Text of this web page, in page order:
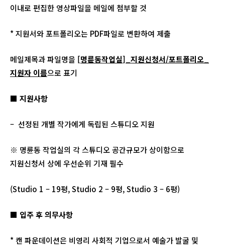
이내로 편집한 영상파일을 메일에 첨부할 것
* 지원서와 포트폴리오는 PDF파일로 변환하여 제출
메일제목과 파일명을 [명륜동작업실]_ 지원신청서/포트폴리오
지원자 이름으로 표기
■ 지원사항
– 선정된 개별 작가에게 독립된 스튜디오 지원
※ 명륜동 작업실의 각 스튜디오 공간규모가 상이함으로
지원신청서 상에 우선순위 기재 필수
(Studio 1 – 19평, Studio 2 – 9평, Studio 3 – 6평)
■ 입주 후 의무사항
* 캔 파운데이션은 비영리 사회적 기업으로서 예술가 발굴 및